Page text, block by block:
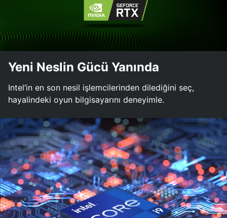
Yeni Neslin Gücü Yanında
Intel’in en son nesil işlemcilerinden dilediğini seç,
hayalindeki oyun bilgisayarını deneyimle.